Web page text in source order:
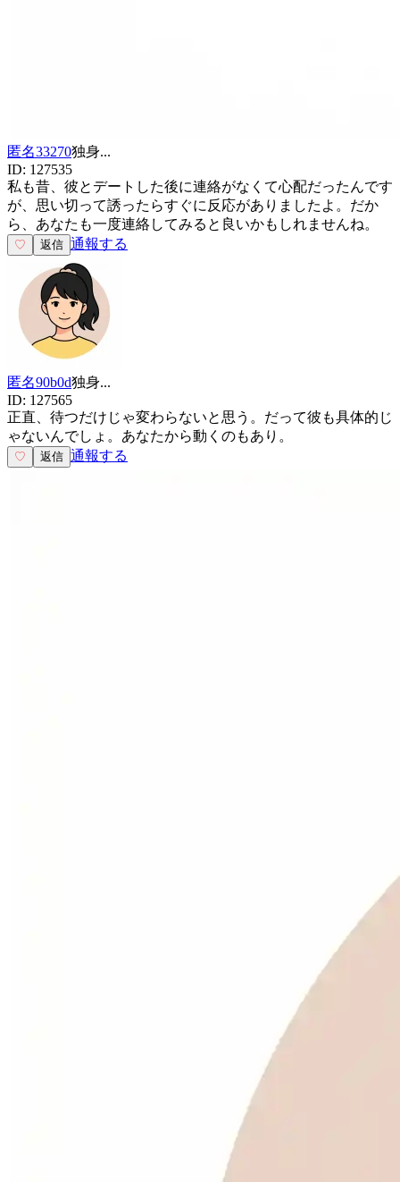
匿名33270独身...
ID: 127535
私も昔、彼とデートした後に連絡がなくて心配だったんです
が、思い切って誘ったらすぐに反応がありましたよ。だか
ら、あなたも一度連絡してみると良いかもしれませんね。
♡ 返信 通報する
匿名90b0d独身...
ID: 127565
正直、待つだけじゃ変わらないと思う。だって彼も具体的じ
ゃないんでしょ。あなたから動くのもあり。
♡ 返信 通報する